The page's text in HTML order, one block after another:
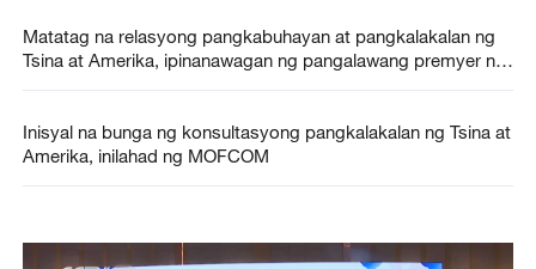
Matatag na relasyong pangkabuhayan at pangkalakalan ng
Tsina at Amerika, ipinanawagan ng pangalawang premyer ng
Inisyal na bunga ng konsultasyong pangkalakalan ng Tsina at
Amerika, inilahad ng MOFCOM